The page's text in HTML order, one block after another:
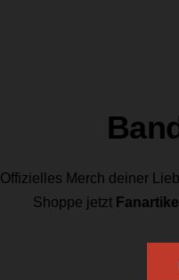
Offizielles Merch deiner
Shoppe jetzt